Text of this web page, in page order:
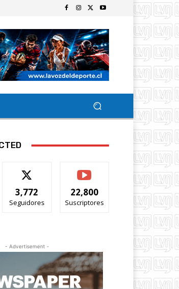
3,772
Seguidores
22,800
Suscriptores
- Advertisement -